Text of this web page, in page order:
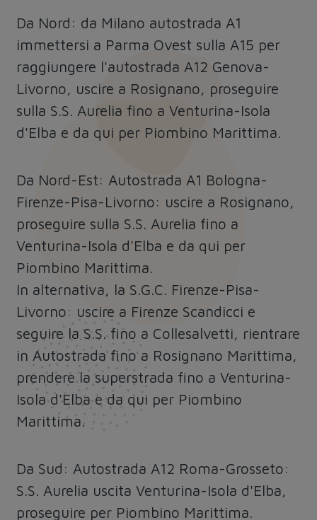
Da Nord: da Milano autostrada A1
immettersi a Parma Ovest sulla A15 per
raggiungere l'autostrada A12 Genova-
Livorno, uscire a Rosignano, proseguire
sulla S.S. Aurelia fino a Venturina-Isola
d'Elba e da qui per Piombino Marittima.
Da Nord-Est: Autostrada A1 Bologna-
Firenze-Pisa-Livorno: uscire a Rosignano,
proseguire sulla S.S. Aurelia fino a
Venturina-Isola d'Elba e da qui per
Piombino Marittima.
In alternativa, la S.G.C. Firenze-Pisa-
Livorno: uscire a Firenze Scandicci e
seguire la S.S. fino a Collesalvetti, rientrare
in Autostrada fino a Rosignano Marittima,
prendere la superstrada fino a Venturina-
Isola d'Elba e da qui per Piombino
Marittima.
Da Sud: Autostrada A12 Roma-Grosseto:
S.S. Aurelia uscita Venturina-Isola d'Elba,
proseguire per Piombino Marittima.